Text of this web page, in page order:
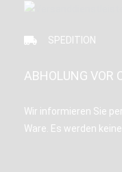
SPEDITION
ABHOLUNG VOR
Wir informieren Sie
Ware. Es werden